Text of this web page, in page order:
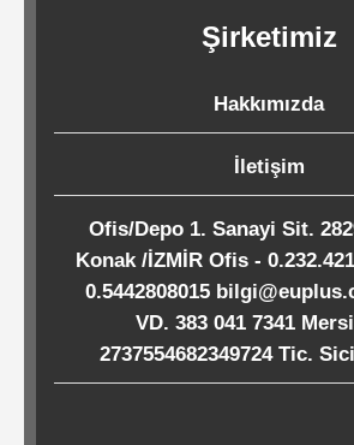
Temizlik
Ürünleri
Köpük
Kaseler
/
Tabaklar
Şirketimiz
Hakkımızda
İletişim
Ofis/Depo 1. Sanayi Sit.
Konak /İZMİR Ofis -
0.5442808015
VD. 383 041 7341
2737554682349724 Tic.